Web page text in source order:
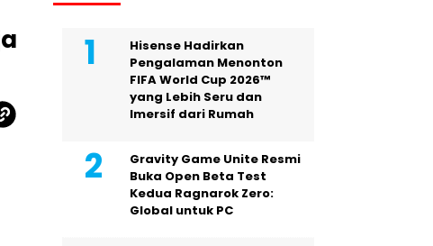
Hisense Hadirkan
Pengalaman Menonton
FIFA World Cup 2026™
yang Lebih Seru dan
Imersif dari Rumah
Gravity Game Unite Resmi
Buka Open Beta Test
Kedua Ragnarok Zero:
Global untuk PC